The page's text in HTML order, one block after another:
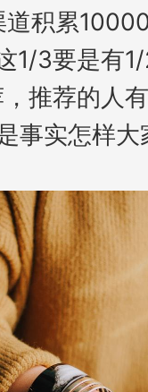
积累
1/3要是有
推荐的人有
事实怎样大